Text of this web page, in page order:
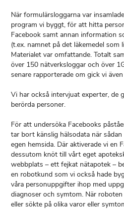
När formulärsloggarna var
program vi byggt, för att hitta
Facebook samt annan information
(t.ex. namnet på det läkemedel som
Materialet var omfattande. Totalt
över 150 nätverksloggar och över
senare rapporterade om gick vi
Vi har också intervjuat experter, de
berörda personer.
För att undersöka Facebooks
tar bort känslig hälsodata när
egen hemsida. Där aktiverade vi en
dessutom knöt till vårt eget
webbplats – ett fejkat nätapotek –
en robotkund som vi också hade
våra personuppgifter ihop med
diagnoser och symtom. När
eller sökte på olika varor eller